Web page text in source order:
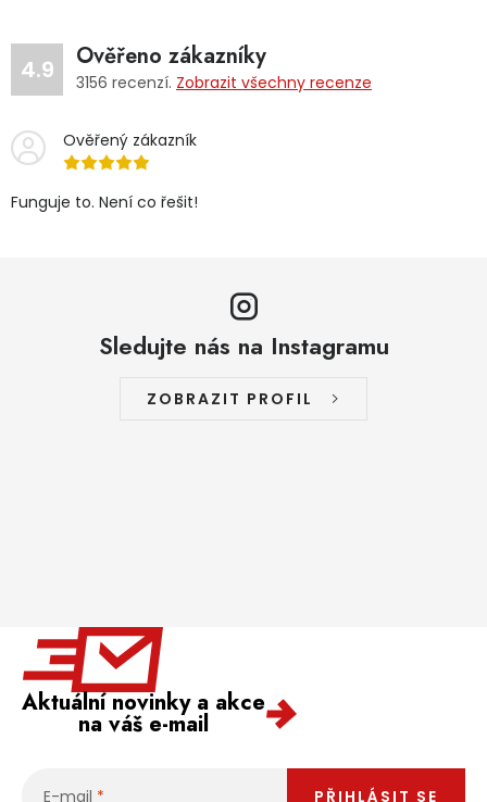
4.9 Ověřeno zákazníky
3156 recenzí. Zobrazit všechny recenze
Ověřený zákazník
Funguje to. Není co řešit!
Sledujte nás na Instagramu
ZOBRAZIT PROFIL
Aktuální novinky a akce
na váš e-mail
E-mail PŘIHLÁSIT SE